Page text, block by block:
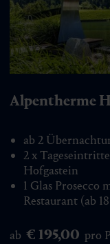
Alpentherme
ab € 195,00 pro
ab 2
2 x
Hofgastein
1 Glas Prosecco
Restaurant (ab